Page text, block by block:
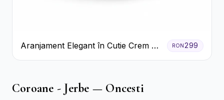
Aranjament Elegant în Cutie Crem cu
Crizanteme și Trandafiri
RON299
Coroane - Jerbe — Oncesti